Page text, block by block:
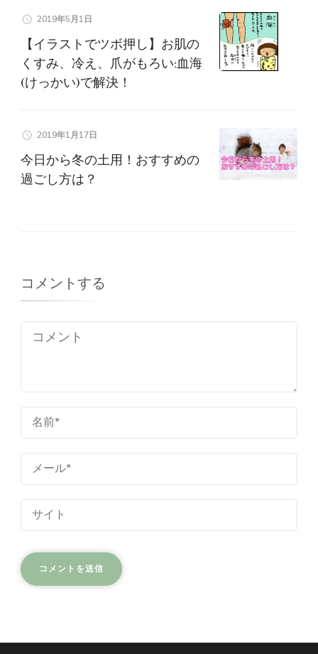
2019年5月1日
【イラストでツボ押し】お肌の
くすみ、冷え、爪がもろい:血海
(けっかい)で解決！
2019年1月17日
今日から冬の土用！おすすめの
過ごし方は？
コメントする